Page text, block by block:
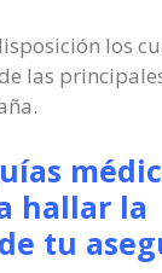
los
las
hallar la
tu